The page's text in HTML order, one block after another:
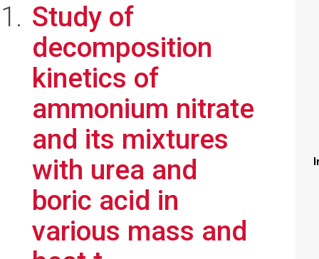
Study of
decomposition
kinetics of
ammonium nitrate
and its mixtures
with urea and
boric acid in
various mass and